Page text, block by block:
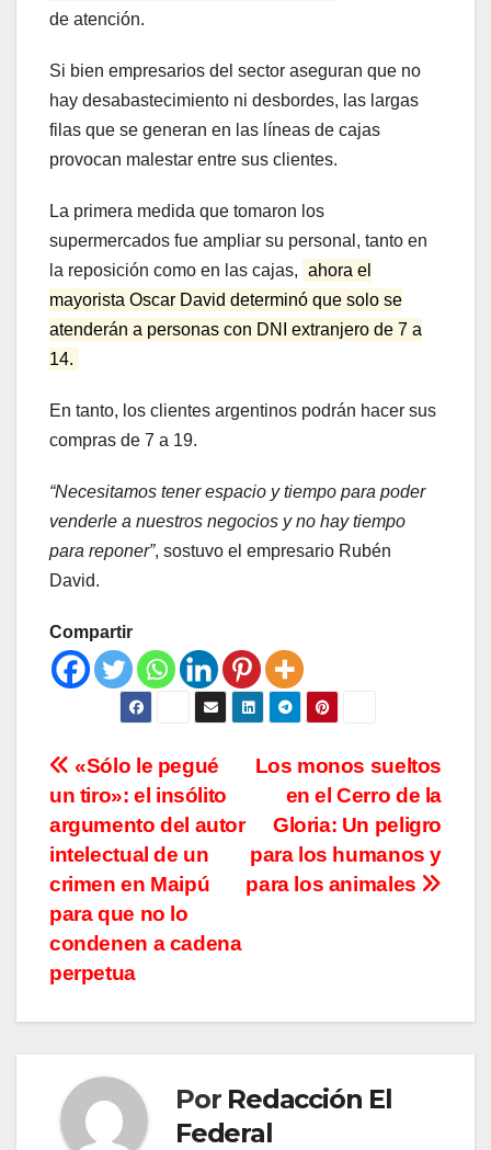
de atención.
Si bien empresarios del sector aseguran que no
hay desabastecimiento ni desbordes, las largas
filas que se generan en las líneas de cajas
provocan malestar entre sus clientes.
La primera medida que tomaron los
supermercados fue ampliar su personal, tanto en
la reposición como en las cajas, ahora el
mayorista Oscar David determinó que solo se
atenderán a personas con DNI extranjero de 7 a
14.
En tanto, los clientes argentinos podrán hacer sus
compras de 7 a 19.
“Necesitamos tener espacio y tiempo para poder
venderle a nuestros negocios y no hay tiempo
para reponer”, sostuvo el empresario Rubén
David.
Compartir
Navegación
de
entradas
Los monos sueltos
en el Cerro de la
Gloria: Un peligro
para los humanos y
para los animales
«Sólo le pegué
un tiro»: el insólito
argumento del autor
intelectual de un
crimen en Maipú
para que no lo
condenen a cadena
perpetua
Por Redacción El
Federal